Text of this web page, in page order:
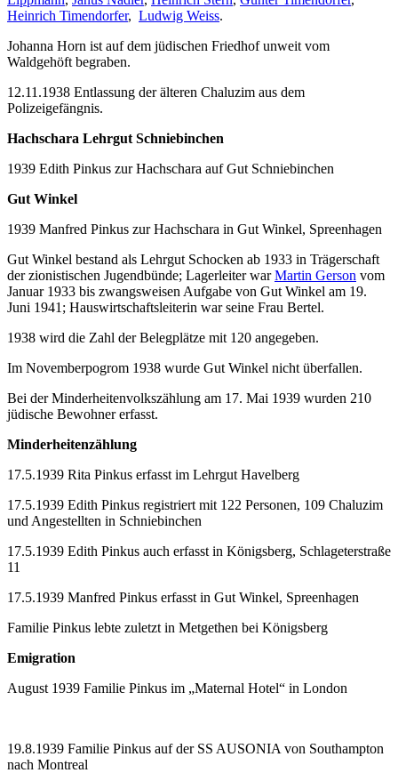
Heinrich Timendorfer, Ludwig Weiss.
Johanna Horn ist auf dem jüdischen Friedhof unweit vom
Waldgehöft begraben.
12.11.1938 Entlassung der älteren Chaluzim aus dem
Polizeigefängnis.
Hachschara Lehrgut Schniebinchen
1939 Edith Pinkus zur Hachschara auf Gut Schniebinchen
Gut Winkel
1939 Manfred Pinkus zur Hachschara in Gut Winkel, Spreenhagen
Gut Winkel bestand als Lehrgut Schocken ab 1933 in Trägerschaft
der zionistischen Jugendbünde; Lagerleiter warMartin Gerson vom
Januar 1933 bis zwangsweisen Aufgabe von Gut Winkel am 19.
Juni 1941; Hauswirtschaftsleiterin war seine Frau Bertel.
1938 wird die Zahl der Belegplätze mit 120 angegeben.
Im Novemberpogrom 1938 wurde Gut Winkel nicht überfallen.
Bei der Minderheitenvolkszählung am 17. Mai 1939 wurden 210
jüdische Bewohner erfasst.
Minderheitenzählung
17.5.1939 Rita Pinkus erfasst im Lehrgut Havelberg
17.5.1939 Edith Pinkus registriert mit 122 Personen, 109 Chaluzim
und Angestellten in Schniebinchen
17.5.1939 Edith Pinkus auch erfasst in Königsberg, Schlageterstraße
11
17.5.1939 Manfred Pinkus erfasst in Gut Winkel, Spreenhagen
Familie Pinkus lebte zuletzt in Metgethen bei Königsberg
Emigration
August 1939 Familie Pinkus im „Maternal Hotel“ in London
19.8.1939 Familie Pinkus auf der SS AUSONIA von Southampton
nach Montreal